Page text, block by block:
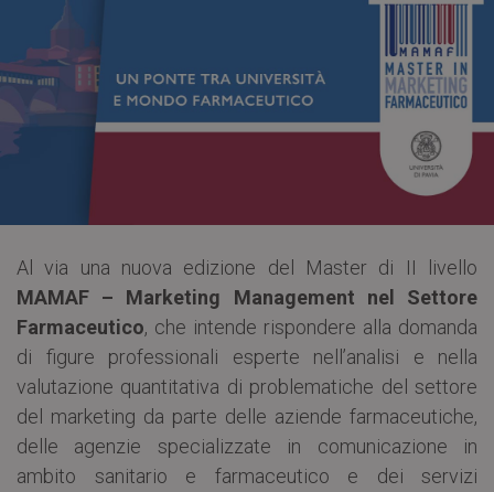
Al via una nuova edizione del Master di II livello
MAMAF – Marketing Management nel Settore
Farmaceutico, che intende rispondere alla domanda
di figure professionali esperte nell’analisi e nella
valutazione quantitativa di problematiche del settore
del marketing da parte delle aziende farmaceutiche,
delle agenzie specializzate in comunicazione in
ambito sanitario e farmaceutico e dei servizi